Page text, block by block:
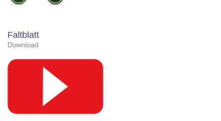
Faltblatt
Download